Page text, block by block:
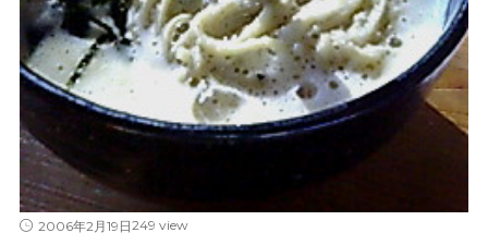
2006年2月19日249 view